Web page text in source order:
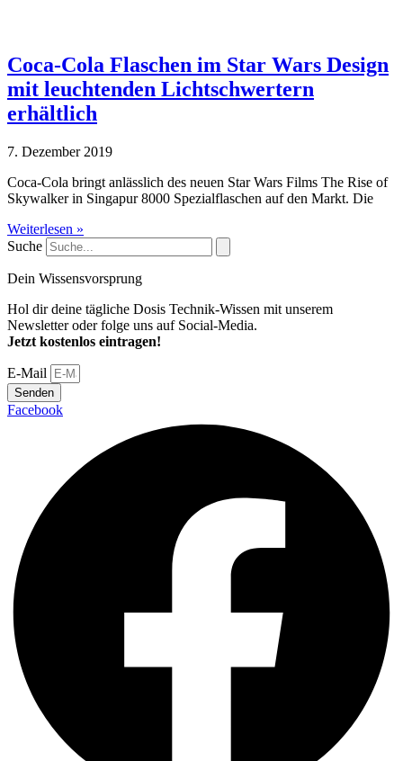
Coca-Cola Flaschen im Star Wars Design
mit leuchtenden Lichtschwertern
erhältlich
7. Dezember 2019
Coca-Cola bringt anlässlich des neuen Star Wars Films The Rise of
Skywalker in Singapur 8000 Spezialflaschen auf den Markt. Die
Weiterlesen »
Suche
Dein Wissensvorsprung
Hol dir deine tägliche Dosis Technik-Wissen mit unserem
Newsletter oder folge uns auf Social-Media.
Jetzt kostenlos eintragen!
E-Mail
Senden
Facebook